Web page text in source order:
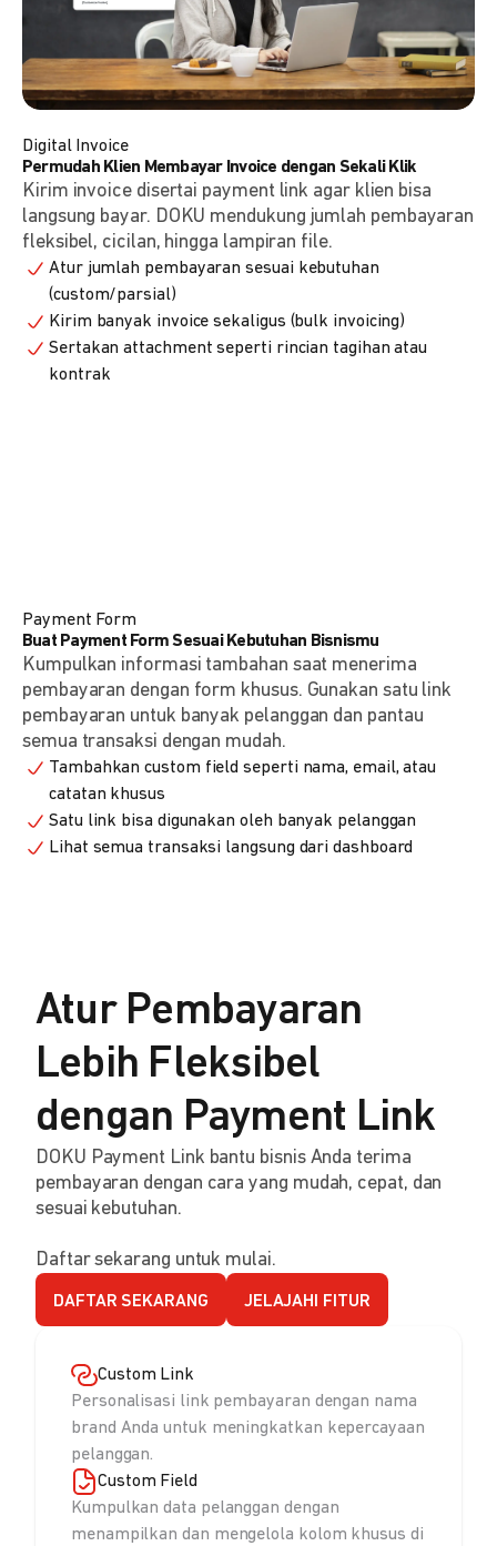
Digital Invoice
Permudah Klien Membayar Invoice dengan Sekali Klik
Kirim invoice disertai payment link agar klien bisa
langsung bayar. DOKU mendukung jumlah pembayaran
fleksibel, cicilan, hingga lampiran file.
Atur jumlah pembayaran sesuai kebutuhan
(custom/parsial)
Kirim banyak invoice sekaligus (bulk invoicing)
Sertakan attachment seperti rincian tagihan atau
kontrak
Payment Form
Buat Payment Form Sesuai Kebutuhan Bisnismu
Kumpulkan informasi tambahan saat menerima
pembayaran dengan form khusus. Gunakan satu link
pembayaran untuk banyak pelanggan dan pantau
semua transaksi dengan mudah.
Tambahkan custom field seperti nama, email, atau
catatan khusus
Satu link bisa digunakan oleh banyak pelanggan
Lihat semua transaksi langsung dari dashboard
Atur Pembayaran
Lebih Fleksibel
dengan Payment Link
DOKU Payment Link bantu bisnis Anda terima
pembayaran dengan cara yang mudah, cepat, dan
sesuai kebutuhan.
Daftar sekarang untuk mulai.
DAFTAR SEKARANG JELAJAHI FITUR
Custom Link
Personalisasi link pembayaran dengan nama
brand Anda untuk meningkatkan kepercayaan
pelanggan.
Custom Field
Kumpulkan data pelanggan dengan
menampilkan dan mengelola kolom khusus di